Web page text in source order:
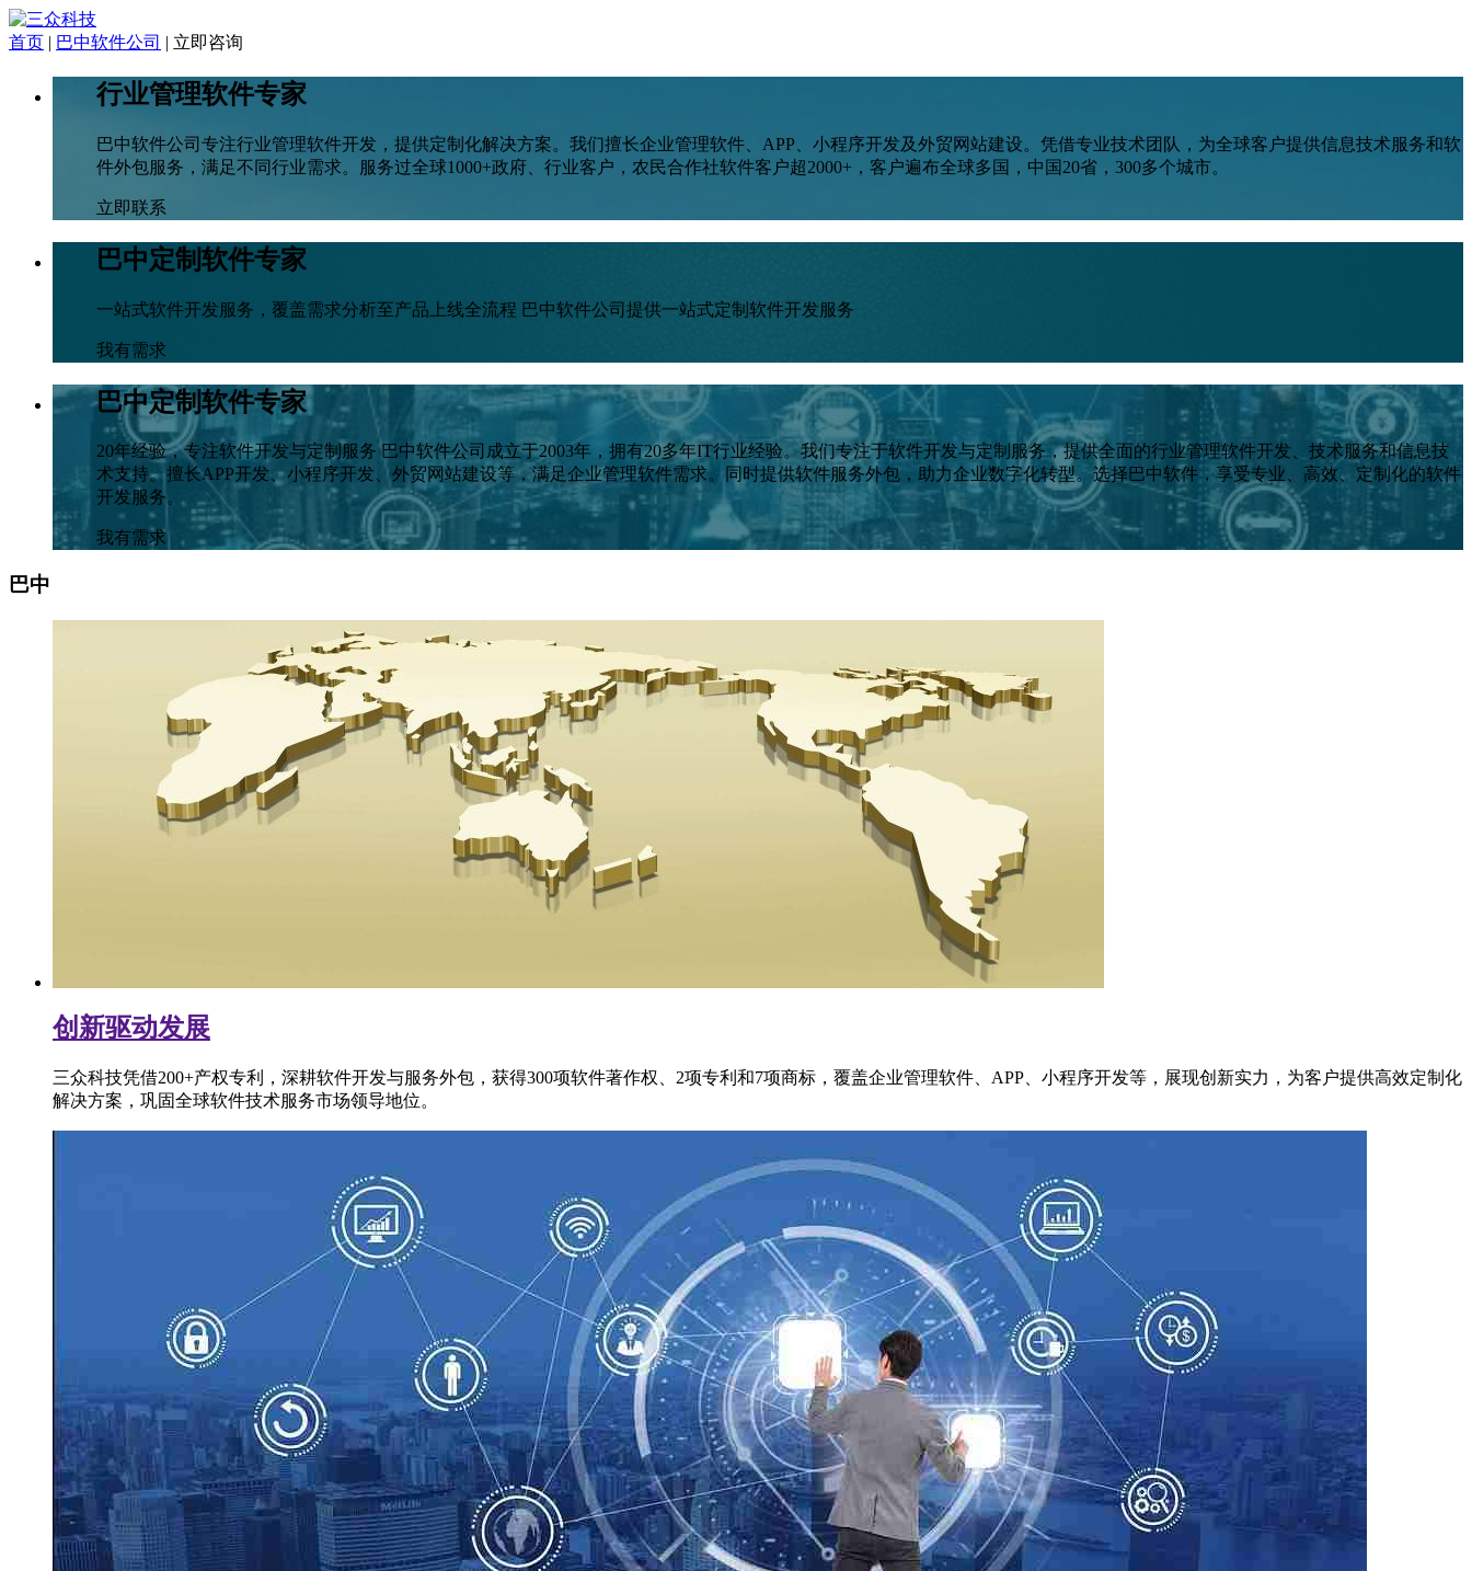
首页 | 巴中软件公司 | 立即咨询
行业管理软件专家
巴中软件公司专注行业管理软件开发，提供定制化解决方案。我们擅长企业管理软件、APP、小程序开发及外贸网站建设。凭借专业技术团队，为全球客户提供信息技术服务和软
件外包服务，满足不同行业需求。服务过全球1000+政府、行业客户，农民合作社软件客户超2000+，客户遍布全球多国，中国20省，300多个城市。
立即联系
巴中定制软件专家
一站式软件开发服务，覆盖需求分析至产品上线全流程 巴中软件公司提供一站式定制软件开发服务
我有需求
巴中定制软件专家
20年经验，专注软件开发与定制服务 巴中软件公司成立于2003年，拥有20多年IT行业经验。我们专注于软件开发与定制服务，提供全面的行业管理软件开发、技术服务和信息技
术支持。擅长APP开发、小程序开发、外贸网站建设等，满足企业管理软件需求。同时提供软件服务外包，助力企业数字化转型。选择巴中软件，享受专业、高效、定制化的软件
开发服务。
我有需求
巴中
创新驱动发展
三众科技凭借200+产权专利，深耕软件开发与服务外包，获得300项软件著作权、2项专利和7项商标，覆盖企业管理软件、APP、小程序开发等，展现创新实力，为客户提供高效定制化
解决方案，巩固全球软件技术服务市场领导地位。